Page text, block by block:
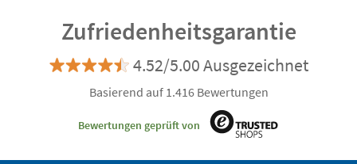
Zufriedenheitsgarantie
4.52/5.00 Ausgezeichnet
Basierend auf 1.416 Bewertungen
Bewertungen geprüft von